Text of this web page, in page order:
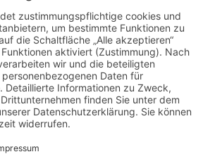
nach oben